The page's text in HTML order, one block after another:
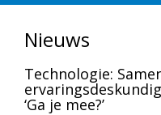
Nieuws
Technologie:
‘Ga je mee?’